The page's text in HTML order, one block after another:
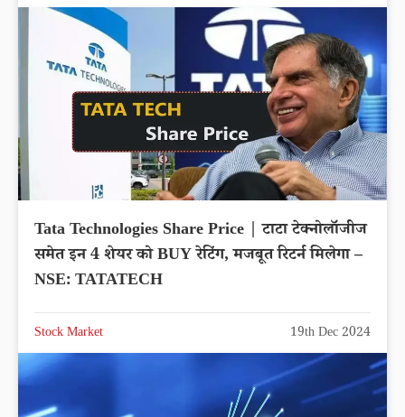
Tata Technologies Share Price | टाटा टेक्नोलॉजीज
समेत इन 4 शेयर को BUY रेटिंग, मजबूत रिटर्न मिलेगा –
NSE: TATATECH
Stock Market 19th Dec 2024